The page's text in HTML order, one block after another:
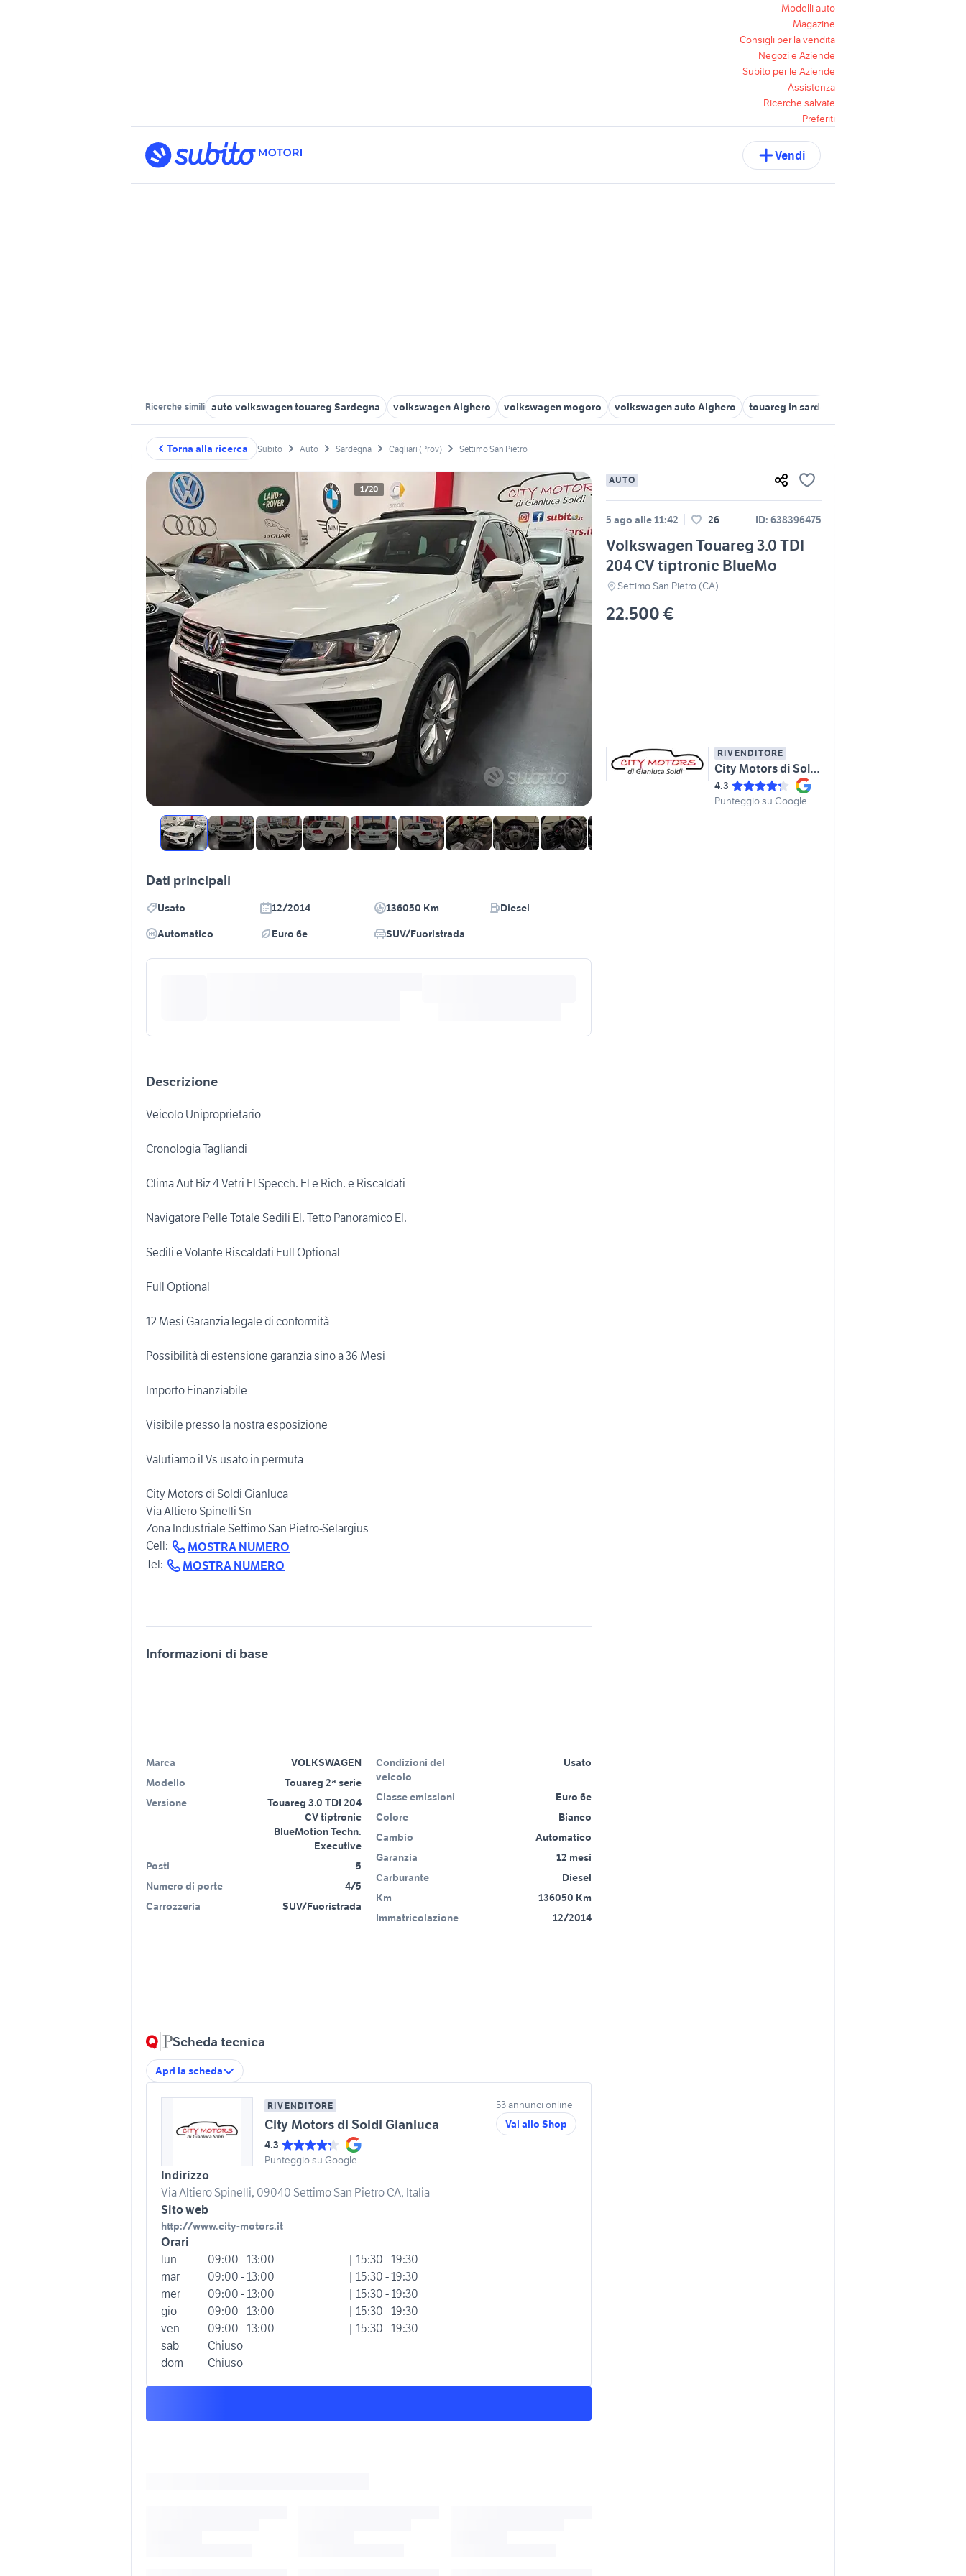
Modelli auto
Magazine
Consigli per la vendita
Negozi e Aziende
Subito per le Aziende
Assistenza
Ricerche salvate
Preferiti
Vendi
Ricerche simili auto volkswagen touareg Sardegna volkswagen Alghero volkswagen mogoro volkswagen auto Alghero touareg in sardegna
Torna alla ricerca Subito Auto Sardegna Cagliari (Prov) Settimo San Pietro
1/20
AUTO
5 ago alle 11:42 26 ID: 638396475
Volkswagen Touareg 3.0 TDI
204 CV tiptronic BlueMo
Settimo San Pietro (CA)
22.500 €
RIVENDITORE
City Motors di Soldi Gianluca
4.3
Punteggio su Google
Dati principali
Usato 12/2014 136050 Km
Diesel
Automatico
Euro 6e SUV/Fuoristrada
Descrizione
Veicolo Uniproprietario
Cronologia Tagliandi
Clima Aut Biz 4 Vetri El Specch. El e Rich. e Riscaldati
Navigatore Pelle Totale Sedili El. Tetto Panoramico El.
Sedili e Volante Riscaldati Full Optional
Full Optional
12 Mesi Garanzia legale di conformità
Possibilità di estensione garanzia sino a 36 Mesi
Importo Finanziabile
Visibile presso la nostra esposizione
Valutiamo il Vs usato in permuta
City Motors di Soldi Gianluca
Via Altiero Spinelli Sn
Zona Industriale Settimo San Pietro-Selargius
Cell:
MOSTRA NUMERO
Tel:
MOSTRA NUMERO
Informazioni di base
Marca
VOLKSWAGEN
Modello
Touareg 2ª serie
Versione
Touareg 3.0 TDI 204
CV tiptronic
BlueMotion Techn.
Executive
Posti
5
Numero di porte
4/5
Carrozzeria
SUV/Fuoristrada
Condizioni del
veicolo
Usato
Classe emissioni
Euro 6e
Colore
Bianco
Cambio
Automatico
Garanzia
12 mesi
Carburante
Diesel
Km
136050 Km
Immatricolazione
12/2014
Scheda tecnica
Apri la scheda
RIVENDITORE
City Motors di Soldi Gianluca
4.3
Punteggio su Google
Indirizzo
Via Altiero Spinelli, 09040 Settimo San Pietro CA, Italia
Sito web
http://www.city-motors.it
Orari
lun
09:00 - 13:00
| 15:30 - 19:30
mar
09:00 - 13:00
| 15:30 - 19:30
mer
09:00 - 13:00
| 15:30 - 19:30
gio
09:00 - 13:00
| 15:30 - 19:30
ven
09:00 - 13:00
| 15:30 - 19:30
sab
Chiuso
dom
Chiuso
53 annunci online
Vai allo Shop